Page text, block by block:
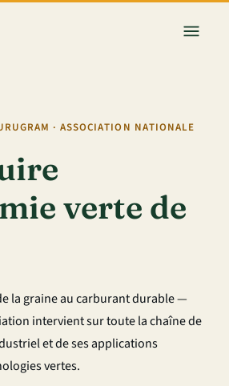
· ASSOCIATION NATIONALE
verte de
la graine au carburant durable —
intervient sur toute la chaîne de
et de ses applications
vertes.